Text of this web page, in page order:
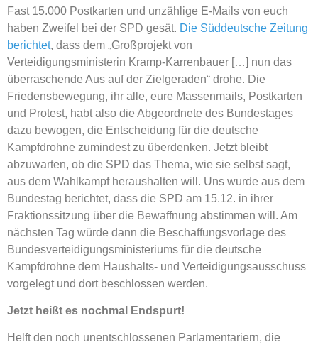
Fast 15.000 Postkarten und unzählige E-Mails von euch
haben Zweifel bei der SPD gesät. Die Süddeutsche Zeitung
berichtet, dass dem „Großprojekt von
Verteidigungsministerin Kramp-Karrenbauer […] nun das
überraschende Aus auf der Zielgeraden“ drohe. Die
Friedensbewegung, ihr alle, eure Massenmails, Postkarten
und Protest, habt also die Abgeordnete des Bundestages
dazu bewogen, die Entscheidung für die deutsche
Kampfdrohne zumindest zu überdenken. Jetzt bleibt
abzuwarten, ob die SPD das Thema, wie sie selbst sagt,
aus dem Wahlkampf heraushalten will. Uns wurde aus dem
Bundestag berichtet, dass die SPD am 15.12. in ihrer
Fraktionssitzung über die Bewaffnung abstimmen will. Am
nächsten Tag würde dann die Beschaffungsvorlage des
Bundesverteidigungsministeriums für die deutsche
Kampfdrohne dem Haushalts- und Verteidigungsausschuss
vorgelegt und dort beschlossen werden.
Jetzt heißt es nochmal Endspurt!
Helft den noch unentschlossenen Parlamentariern, die